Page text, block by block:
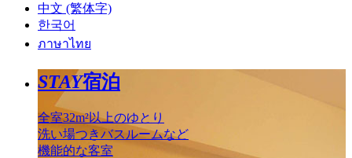
中文 (繁体字)
한국어
ภาษาไทย
STAY宿泊
全室32m²以上のゆとり
洗い場つきバスルームなど
機能的な客室